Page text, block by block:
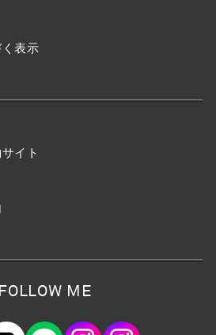
表示
イト
FOLLOW ME